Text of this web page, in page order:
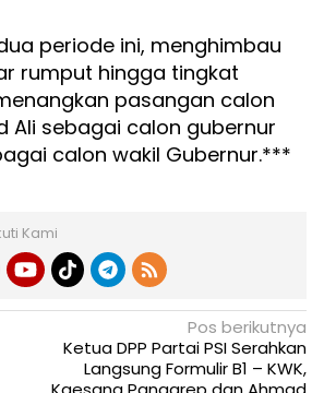
periode ini, menghimbau
rumput hingga tingkat
pasangan calon
Ali sebagai calon gubernur
calon wakil Gubernur.***
Kami
Pos berikutnya
Ketua DPP Partai PSI Serahkan
Langsung Formulir B1 – KWK,